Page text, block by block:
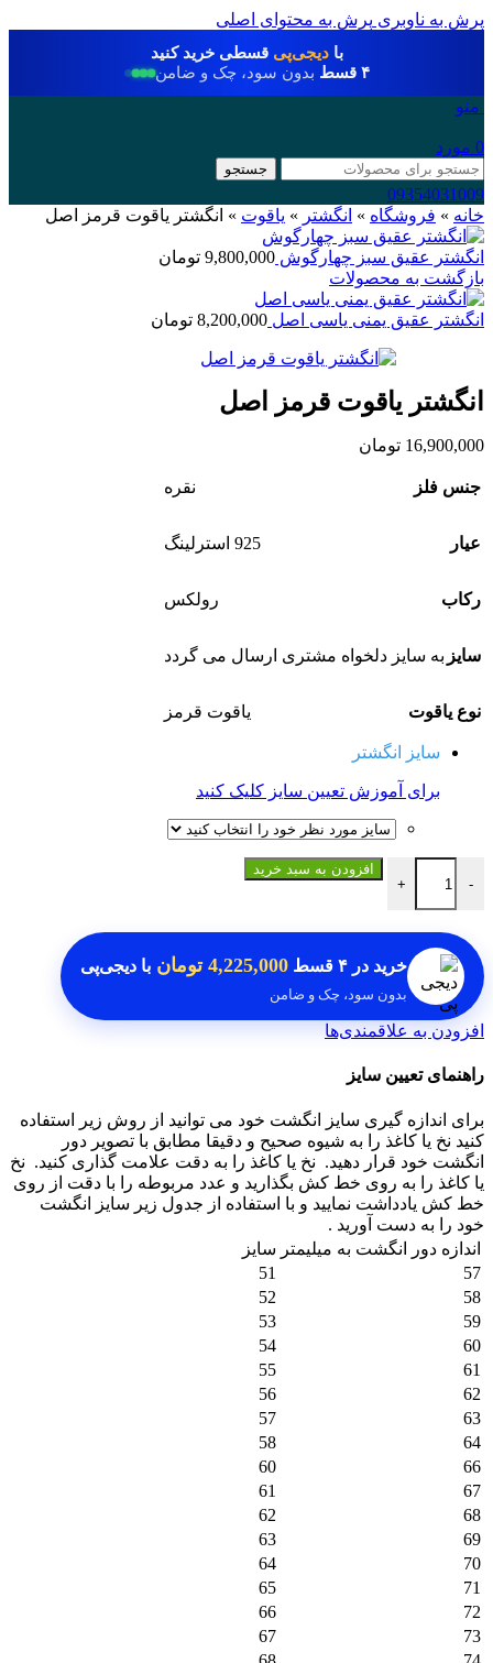
پرش به ناوبری پرش به محتوای اصلی
بادیجی‌پی قسطی خرید کنید
۴ قسط
بدون سود، چک و ضامن
منو
0 مورد
جستجو
09354031009
خانه » فروشگاه » انگشتر » یاقوت » انگشتر یاقوت قرمز اصل
انگشتر عقیق سبز چهارگوش 9,800,000 تومان
بازگشت به محصولات
انگشتر عقیق یمنی یاسی اصل 8,200,000 تومان
انگشتر یاقوت قرمز اصل
16,900,000 تومان
جنس فلز نقره
عیار 925 استرلینگ
رکاب رولکس
سایز به سایز دلخواه مشتری ارسال می گردد
نوع یاقوت یاقوت قرمز
سایز انگشتر
برای آموزش تعیین سایز کلیک کنید
-
انگشتر یاقوت قرمز اصل عدد
+
افزودن به سبد خرید
خرید در ۴ قسط 4,225,000 تومان با دیجی‌پی
بدون سود، چک و ضامن
افزودن به علاقمندی‌ها
راهنمای تعیین سایز
برای اندازه گیری سایز انگشت خود می توانید از روش زیر استفاده
کنید نخ یا کاغذ را به شیوه صحیح و دقیقا مطابق با تصویر دور
انگشت خود قرار دهید. نخ یا کاغذ را به دقت علامت گذاری کنید. نخ
یا کاغذ را به روی خط کش بگذارید و عدد مربوطه را با دقت از روی
خط کش یادداشت نمایید و با استفاده از جدول زیر سایز انگشت
خود را به دست آورید .
اندازه دور انگشت به میلیمتر سایز
57
51
58
52
59
53
60
54
61
55
62
56
63
57
64
58
66
60
67
61
68
62
69
63
70
64
71
65
72
66
73
67